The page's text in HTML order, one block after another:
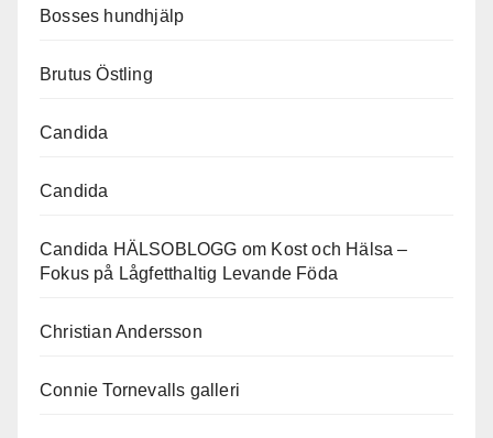
Bosses hundhjälp
Brutus Östling
Candida
Candida
Candida HÄLSOBLOGG om Kost och Hälsa –
Fokus på Lågfetthaltig Levande Föda
Christian Andersson
Connie Tornevalls galleri